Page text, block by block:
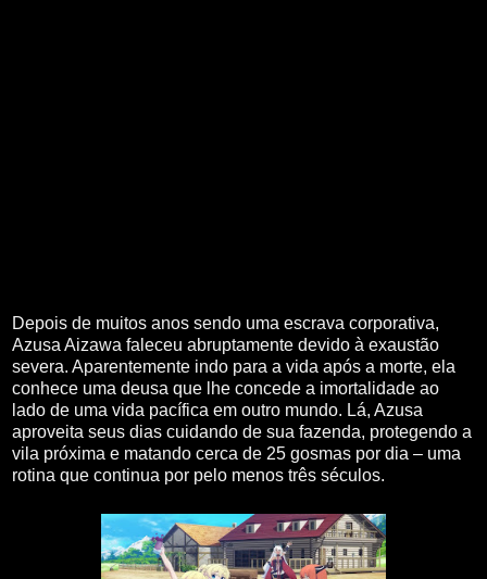
Depois de muitos anos sendo uma escrava corporativa,
Azusa Aizawa faleceu abruptamente devido à exaustão
severa. Aparentemente indo para a vida após a morte, ela
conhece uma deusa que lhe concede a imortalidade ao
lado de uma vida pacífica em outro mundo. Lá, Azusa
aproveita seus dias cuidando de sua fazenda, protegendo a
vila próxima e matando cerca de 25 gosmas por dia – uma
rotina que continua por pelo menos três séculos.